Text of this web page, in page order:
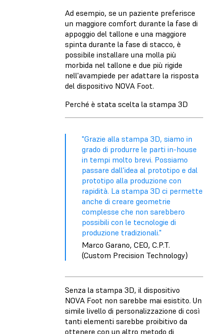
Ad esempio, se un paziente preferisce
un maggiore comfort durante la fase di
appoggio del tallone e una maggiore
spinta durante la fase di stacco, è
possibile installare una molla più
morbida nel tallone e due più rigide
nell'avampiede per adattare la risposta
del dispositivo NOVA Foot.
Perché è stata scelta la stampa 3D
"Grazie alla stampa 3D, siamo in
grado di produrre le parti in-house
in tempi molto brevi. Possiamo
passare dall'idea al prototipo e dal
prototipo alla produzione con
rapidità. La stampa 3D ci permette
anche di creare geometrie
complesse che non sarebbero
possibili con le tecnologie di
produzione tradizionali."
Marco Garano, CEO, C.P.T.
(Custom Precision Technology)
Senza la stampa 3D, il dispositivo
NOVA Foot non sarebbe mai esistito. Un
simile livello di personalizzazione di così
tanti elementi sarebbe proibitivo da
ottenere con un altro metodo di